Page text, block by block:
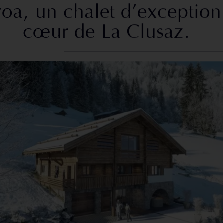
un chalet
cœur de La Clusaz.